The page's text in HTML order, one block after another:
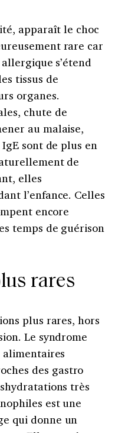
apparaît le choc
rare car
s’étend
tissus de
organes.
chute de
au malaise,
sont de plus en
de
elles
l’enfance. Celles
encore
temps de guérison
rares
plus rares, hors
Le syndrome
alimentaires
des gastro
très
est une
qui donne un